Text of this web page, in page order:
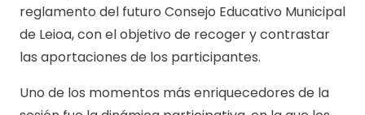
reglamento del futuro Consejo Educativo Municipal
de Leioa, con el objetivo de recoger y contrastar
las aportaciones de los participantes.
Uno de los momentos más enriquecedores de la